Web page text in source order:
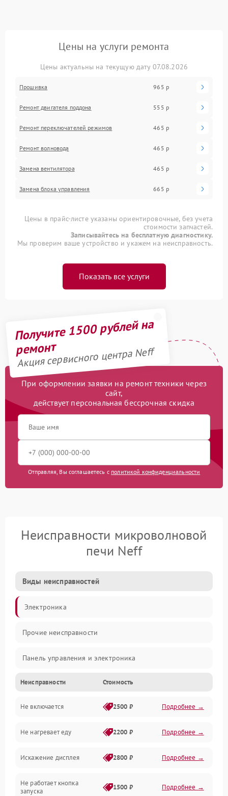
Цены на услуги ремонта
Цены актуальны на текущую дату 07.08.2026
Прошивка 965 р
Ремонт двигателя поддона 555 р
Ремонт переключателей режимов 465 р
Ремонт волновода 465 р
Замена вентилятора 465 р
Замена блока управления 665 р
Цены в прайс-листе указаны ориентировочные, без учета
стоимости запчастей.
Записывайтесь на бесплатную диагностику.
Мы проверим ваше устройство и укажем на неисправность.
Показать все услуги
Получите 1500 рублей на
ремонт
Акция сервисного центра Neff
При оформлении заявки на ремонт техники через
сайт,
действует персональная бессрочная скидка
Отправляя, Вы соглашаетесь с политикой конфиденциальности
Неисправности микроволновой
печи Neff
Виды неисправностей
Электроника
Прочие неисправности
Панель управления и электроника
Дверца и корпус
Механика и внутренние элементы
Механические повреждения
Питание и запуск
Нагрев и приготовление
Неисправности Стоимость
Не включается 2500 ₽ Подробнее →
Не нагревает еду 2200 ₽ Подробнее →
Искажение дисплея 2800 ₽ Подробнее →
Не работает кнопка
запуска
1500 ₽ Подробнее →